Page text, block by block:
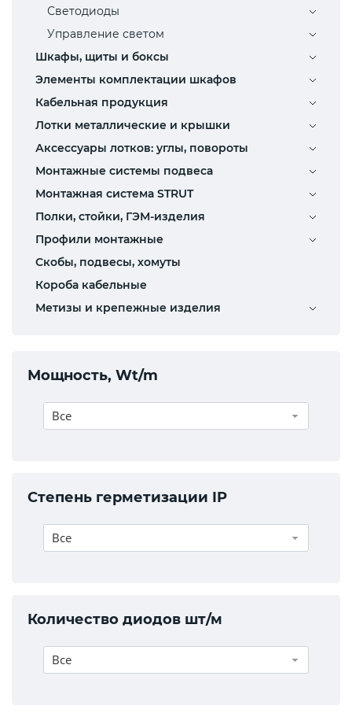
Светодиоды
Управление светом
Шкафы, щиты и боксы
Элементы комплектации шкафов
Кабельная продукция
Лотки металлические и крышки
Аксессуары лотков: углы, повороты
Монтажные системы подвеса
Монтажная система STRUT
Полки, стойки, ГЭМ-изделия
Профили монтажные
Скобы, подвесы, хомуты
Короба кабельные
Метизы и крепежные изделия
Мощность, Wt/m
Все
Степень герметизации IP
Все
Количество диодов шт/м
Все